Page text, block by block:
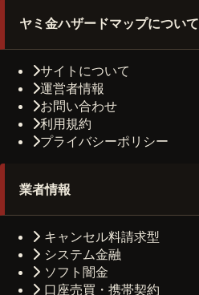
ヤミ金ハザードマップについて
サイトについて
運営者情報
お問い合わせ
利用規約
プライバシーポリシー
業者情報
キャンセル料請求型
システム金融
ソフト闇金
口座売買・携帯契約